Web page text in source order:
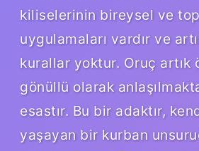
kiliselerinin bireysel ve
uygulamaları vardır ve
kurallar yoktur. Oruç artık
gönüllü olarak
esastır. Bu bir adaktır,
yaşayan bir kurban